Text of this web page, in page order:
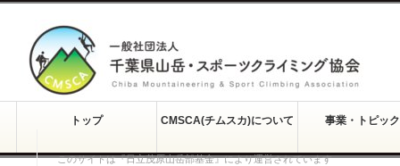
このサイトは『日立茂原山岳部基金』により運営されています
トップ CMSCA(チムスカ)について 事業・トピッ